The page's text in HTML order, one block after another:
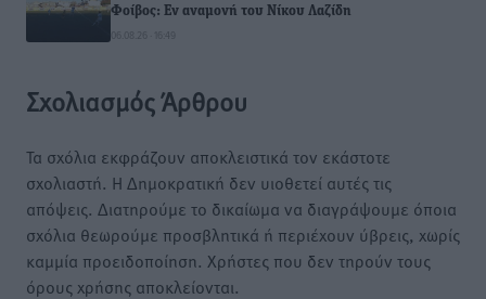
Φοίβος: Εν αναμονή του Νίκου Λαζίδη
06.08.26 · 16:49
Σχολιασμός Άρθρου
Τα σχόλια εκφράζουν αποκλειστικά τον εκάστοτε
σχολιαστή. Η Δημοκρατική δεν υιοθετεί αυτές τις
απόψεις. Διατηρούμε το δικαίωμα να διαγράψουμε όποια
σχόλια θεωρούμε προσβλητικά ή περιέχουν ύβρεις, χωρίς
καμμία προειδοποίηση. Χρήστες που δεν τηρούν τους
όρους χρήσης αποκλείονται.